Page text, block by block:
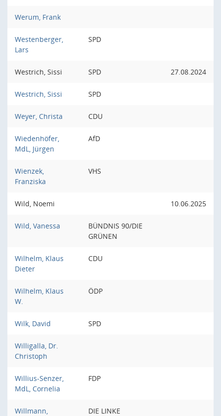
Werum, Frank
Westenberger,
Lars
SPD
Westrich, Sissi SPD 27.08.2024
Westrich, Sissi SPD
Weyer, Christa CDU
Wiedenhöfer,
MdL, Jürgen
AfD
Wienzek,
Franziska
VHS
Wild, Noemi 10.06.2025
Wild, Vanessa
BÜNDNIS 90/DIE
GRÜNEN
Wilhelm, Klaus
Dieter
CDU
Wilhelm, Klaus
W.
ÖDP
Wilk, David SPD
Willigalla, Dr.
Christoph
Willius-Senzer,
MdL, Cornelia
FDP
Willmann,
DIE LINKE